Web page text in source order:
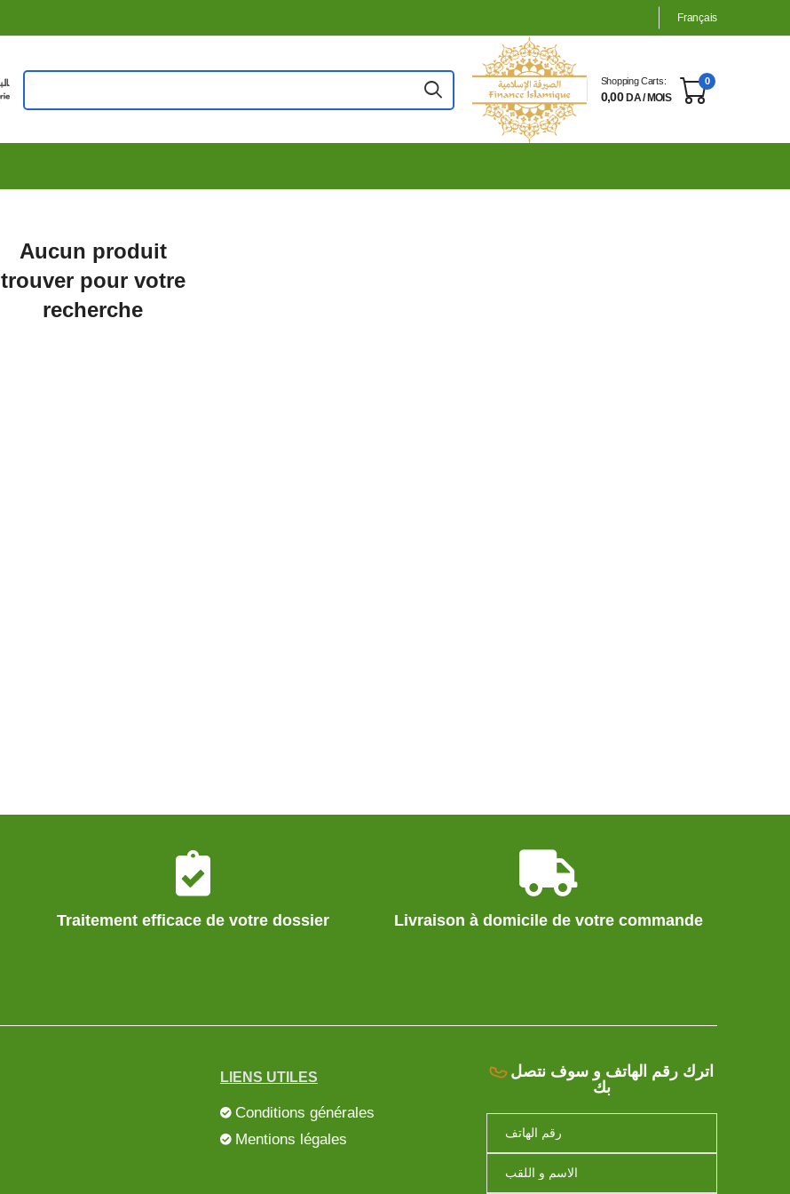
Français
Shopping Carts:
0,00DA / MOIS
0
Aucun produit
trouver pour votre
recherche
Traitement efficace de votre dossier Livraison à domicile de votre commande
LIENS UTILES
Conditions générales
Mentions légales
اترك رقم الهاتف و سوف نتصل
بك